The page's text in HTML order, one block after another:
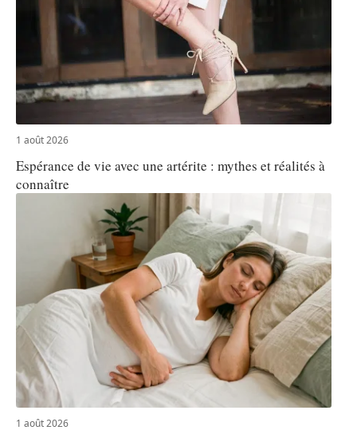
1 août 2026
Espérance de vie avec une artérite : mythes et réalités à
connaître
1 août 2026